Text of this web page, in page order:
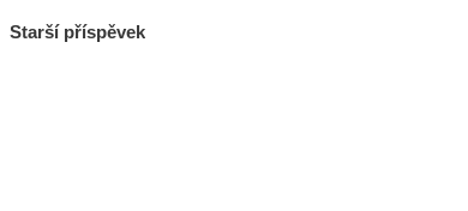
Starší příspěvek